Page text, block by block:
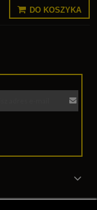
DO KOSZYKA